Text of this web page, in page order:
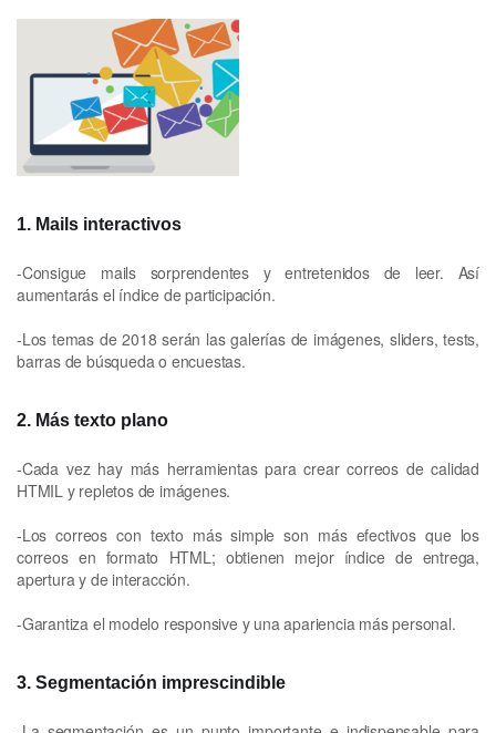
1. Mails interactivos
-Consigue mails sorprendentes y entretenidos de leer. Así
aumentarás el índice de participación.
-Los temas de 2018 serán las galerías de imágenes, sliders, tests,
barras de búsqueda o encuestas.
2. Más texto plano
-Cada vez hay más herramientas para crear correos de calidad
HTMIL y repletos de imágenes.
-Los correos con texto más simple son más efectivos que los
correos en formato HTML; obtienen mejor índice de entrega,
apertura y de interacción.
-Garantiza el modelo responsive y una apariencia más personal.
3. Segmentación imprescindible